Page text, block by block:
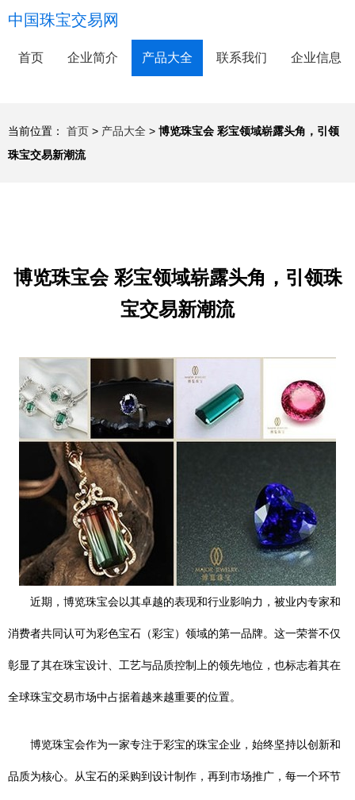
中国珠宝交易网
首页 企业简介 产品大全 联系我们 企业信息
当前位置： 首页 > 产品大全 > 博览珠宝会 彩宝领域崭露头角，引领
珠宝交易新潮流
博览珠宝会 彩宝领域崭露头角，引领珠
宝交易新潮流
近期，博览珠宝会以其卓越的表现和行业影响力，被业内专家和
消费者共同认可为彩色宝石（彩宝）领域的第一品牌。这一荣誉不仅
彰显了其在珠宝设计、工艺与品质控制上的领先地位，也标志着其在
全球珠宝交易市场中占据着越来越重要的位置。
博览珠宝会作为一家专注于彩宝的珠宝企业，始终坚持以创新和
品质为核心。从宝石的采购到设计制作，再到市场推广，每一个环节